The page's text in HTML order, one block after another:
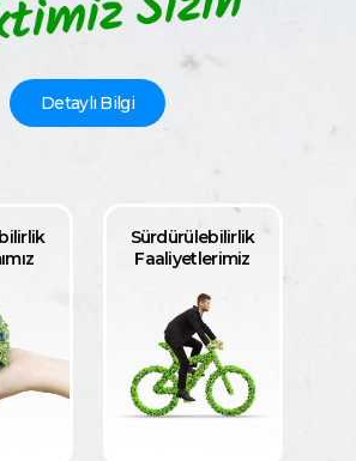
Detaylı Bilgi
Sürdürülebilirlik
Faaliyetlerimiz